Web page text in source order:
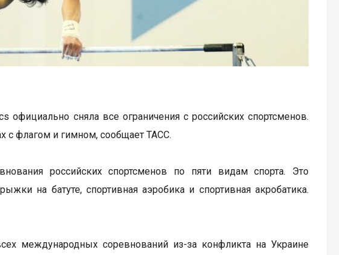
официально сняла все ограничения с российских спортсменов.
с флагом и гимном, сообщает ТАСС.
российских спортсменов по пяти видам спорта. Это
на батуте, спортивная аэробика и спортивная акробатика.
международных соревнований из-за конфликта на Украине